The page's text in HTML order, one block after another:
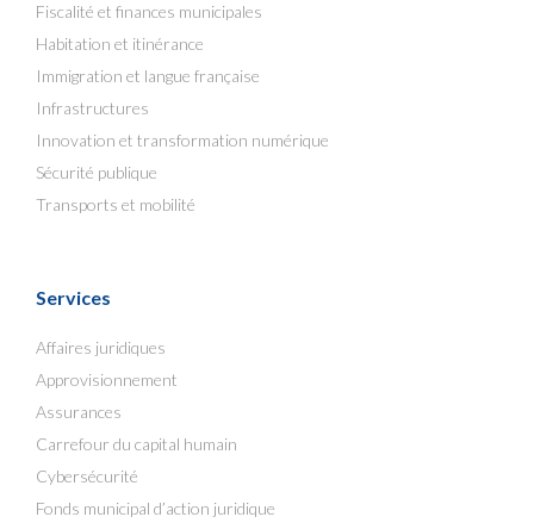
Fiscalité et finances municipales
Habitation et itinérance
Immigration et langue française
Infrastructures
Innovation et transformation numérique
Sécurité publique
Transports et mobilité
Services
Affaires juridiques
Approvisionnement
Assurances
Carrefour du capital humain
Cybersécurité
Fonds municipal d’action juridique